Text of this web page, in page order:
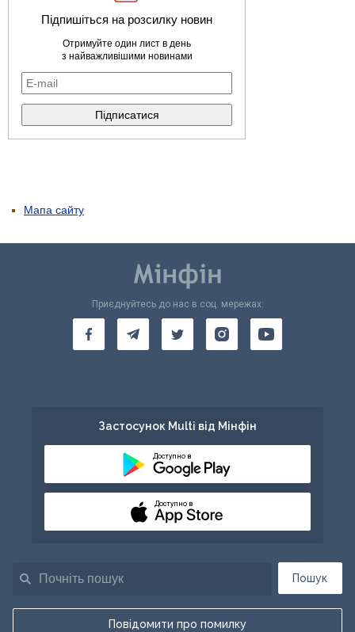
Підпишіться на розсилку новин
Отримуйте один лист в день
з найважливішими новинами
Мапа сайту
Пошук
Повідомити про помилку
Приєднуйтесь до нас в соц. мережах:
Застосунок Multi від Мінфін
Доступно в
Доступно в